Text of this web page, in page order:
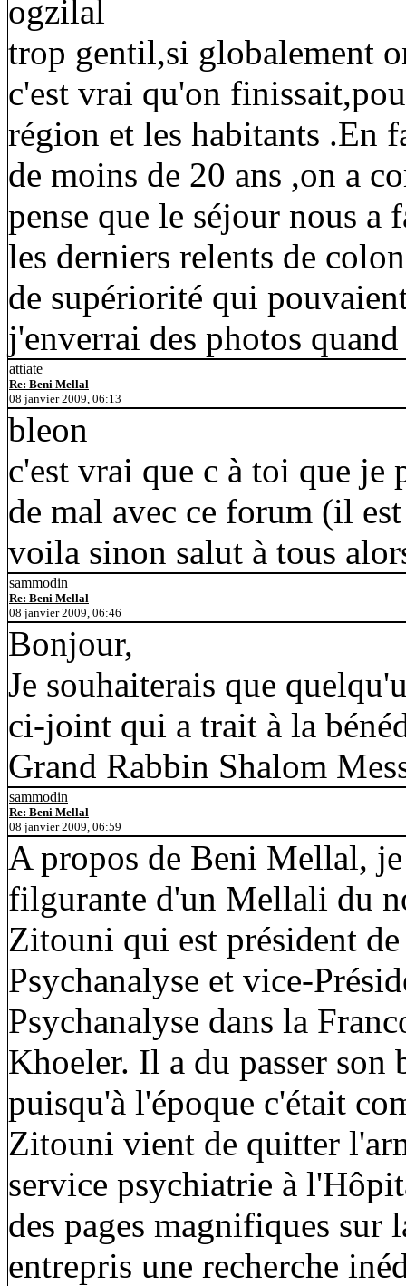
ogzilal
trop gentil,si globalement
c'est vrai qu'on
région et les habitants .En
de moins de 20 ans ,on a
pense que le séjour nous a
les derniers relents de
de supériorité qui
j'enverrai des photos
attiate
Re: Beni Mellal
08 janvier 2009, 06:13
bleon
c'est vrai que c à toi que je
de mal avec ce forum (il
voila sinon salut à tous
sammodin
Re: Beni Mellal
08 janvier 2009, 06:46
Bonjour,
Je souhaiterais que
ci-joint qui a trait à la
Grand Rabbin Shalom
sammodin
Re: Beni Mellal
08 janvier 2009, 06:59
A propos de Beni Mellal,
filgurante d'un Mellali du
Zitouni qui est président
Psychanalyse et vice-
Psychanalyse dans la
Khoeler. Il a du passer son
puisqu'à l'époque c'était
Zitouni vient de quitter
service psychiatrie à
des pages magnifiques sur
entrepris une recherche